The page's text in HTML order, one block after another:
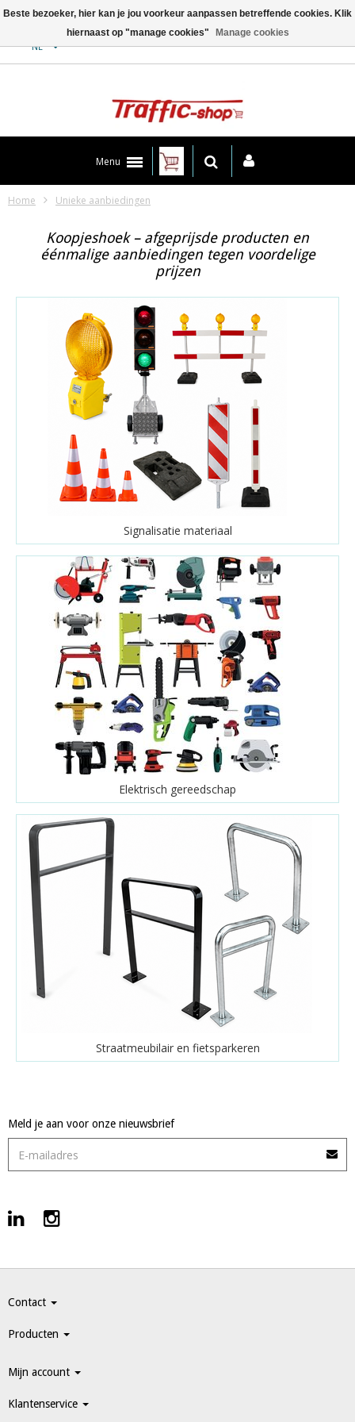
NL
Menu
Home Unieke aanbiedingen
Koopjeshoek – afgeprijsde producten en
éénmalige aanbiedingen tegen voordelige
prijzen
Signalisatie materiaal
Elektrisch gereedschap
Straatmeubilair en fietsparkeren
Meld je aan voor onze nieuwsbrief
Contact
Producten
Mijn account
Klantenservice
Beste bezoeker, hier kan je jou voorkeur aanpassen betreffende cookies. Klik
hiernaast op "manage cookies"
Manage cookies